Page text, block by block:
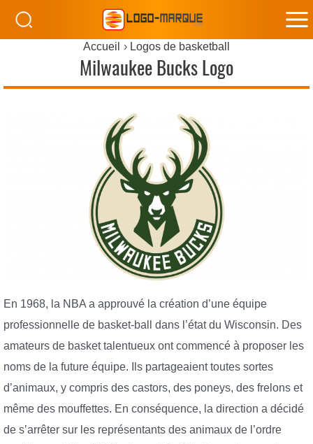
Accueil Logos de basketball
Milwaukee Bucks Logo
En 1968, la NBA a approuvé la création d’une équipe
professionnelle de basket-ball dans l’état du Wisconsin. Des
amateurs de basket talentueux ont commencé à proposer les
noms de la future équipe. Ils partageaient toutes sortes
d’animaux, y compris des castors, des poneys, des frelons et
même des mouffettes. En conséquence, la direction a décidé
de s’arrêter sur les représentants des animaux de l’ordre